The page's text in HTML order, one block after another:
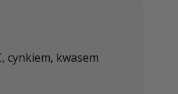
cynkiem, kwasem